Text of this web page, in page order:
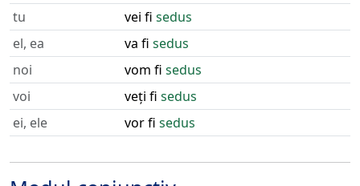
tu
vei fi sedus
el, ea
va fi sedus
noi
vom fi sedus
voi
veți fi sedus
ei, ele
vor fi sedus